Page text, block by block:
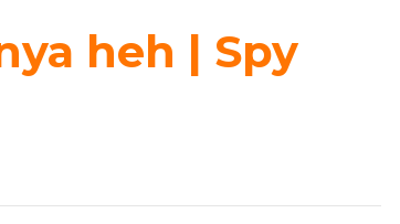
heh | Spy